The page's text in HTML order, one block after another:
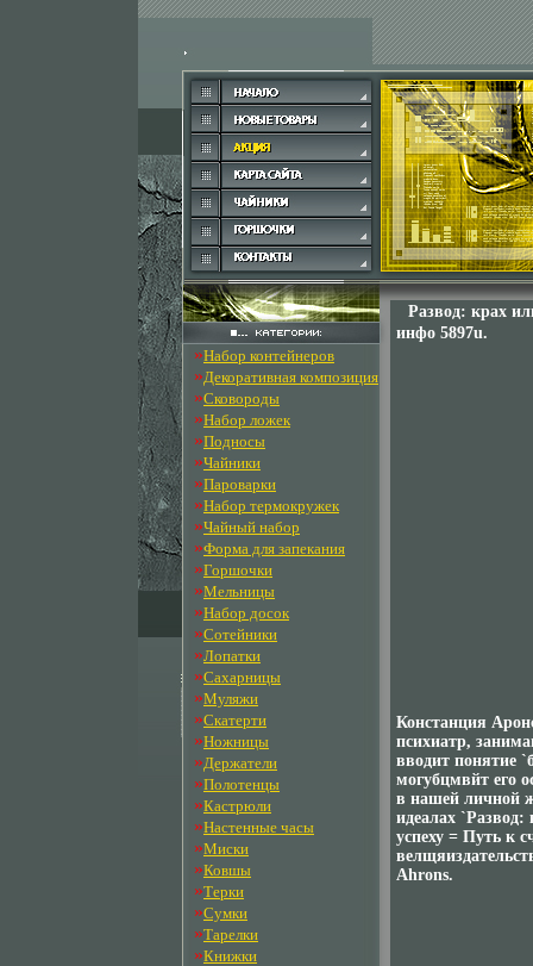
»Набор контейнеров
»Декоративная композиция
»Сковороды
»Набор ложек
»Подносы
»Чайники
»Пароварки
»Набор термокружек
»Чайный набор
»Форма для запекания
»Горшочки
»Мельницы
»Набор досок
»Сотейники
»Лопатки
»Сахарницы
»Муляжи
»Скатерти
»Ножницы
»Держатели
»Полотенцы
»Кастрюли
»Настенные часы
»Миски
»Ковшы
»Терки
»Сумки
»Тарелки
»Книжки
Развод: крах
инфо 5897u.
Констанция
психиатр,
вводит понятие
могубцмвйт его
в нашей личной
идеалах
успеху = Путь к
Ahrons.